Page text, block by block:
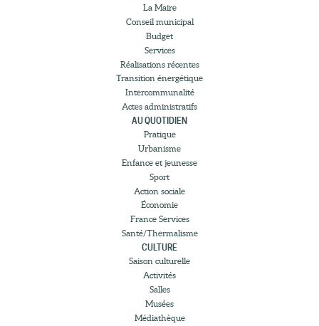
La Maire
Conseil municipal
Budget
Services
Réalisations récentes
Transition énergétique
Intercommunalité
Actes administratifs
AU QUOTIDIEN
Pratique
Urbanisme
Enfance et jeunesse
Sport
Action sociale
Économie
France Services
Santé/Thermalisme
CULTURE
Saison culturelle
Activités
Salles
Musées
Médiathèque